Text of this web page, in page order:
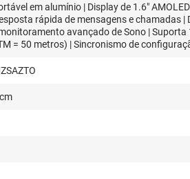
em alumínio | Display de 1.6"
rápida de mensagens e chamadas
avançado de Sono |
= 50 metros) | Sincronismo de